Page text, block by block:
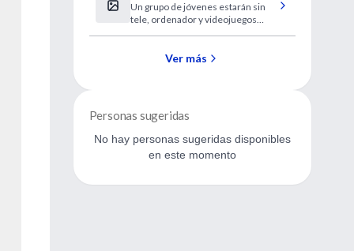
de otro modo
Un grupo de jóvenes estarán sin
tele, ordenador y videojuegos
establezcan estilos de vida
Ver más
Personas sugeridas
No hay personas sugeridas disponibles
en este momento